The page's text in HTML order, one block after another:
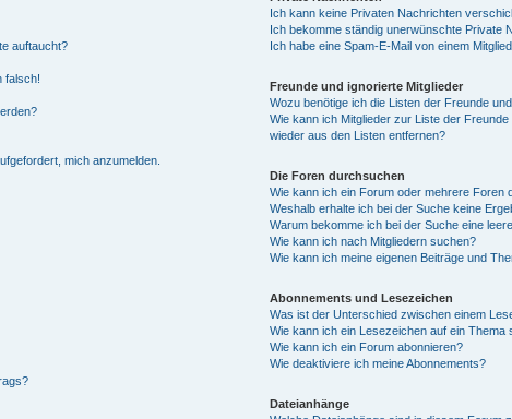
auftaucht?
falsch!
mich anzumelden.
Ich kann keine Privaten Nachrichten
Ich bekomme ständig unerwünschte Private
Ich habe eine Spam-E-Mail von einem
Freunde und ignorierte Mitglieder
Wozu benötige ich die Listen der Freunde
Wie kann ich Mitglieder zur Liste der
wieder aus den Listen entfernen?
Die Foren durchsuchen
Wie kann ich ein Forum oder mehrere Foren
Weshalb erhalte ich bei der Suche keine
Warum bekomme ich bei der Suche eine
Wie kann ich nach Mitgliedern suchen?
Wie kann ich meine eigenen Beiträge und
Abonnements und Lesezeichen
Was ist der Unterschied zwischen einem
Wie kann ich ein Lesezeichen auf ein
Wie kann ich ein Forum abonnieren?
Wie deaktiviere ich meine Abonnements?
Dateianhänge